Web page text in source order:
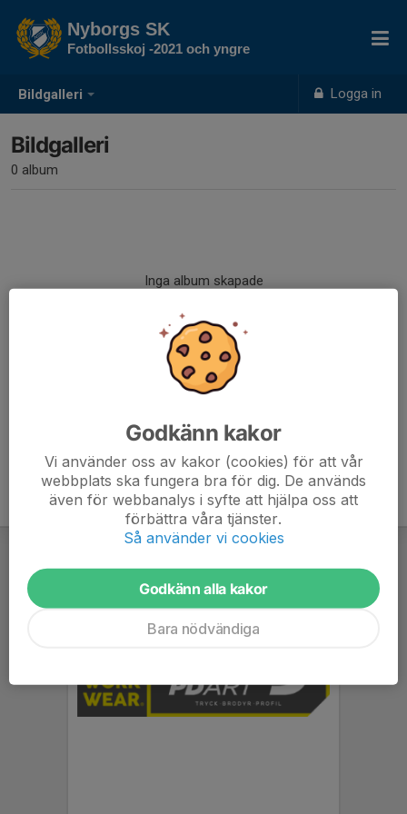
Bildgalleri Logga in
Nyborgs SK
Fotbollsskoj -2021 och yngre
Bildgalleri
0 album
Inga album skapade
Godkänn kakor
Vi använder oss av kakor (cookies) för att vår
webbplats ska fungera bra för dig. De används
även för webbanalys i syfte att hjälpa oss att
förbättra våra tjänster.
Så använder vi cookies
Godkänn alla kakor
Bara nödvändiga